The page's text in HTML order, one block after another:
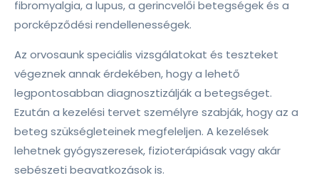
fibromyalgia, a lupus, a gerincvelői betegségek és a
porcképződési rendellenességek.
Az orvosaunk speciális vizsgálatokat és teszteket
végeznek annak érdekében, hogy a lehető
legpontosabban diagnosztizálják a betegséget.
Ezután a kezelési tervet személyre szabják, hogy az a
beteg szükségleteinek megfeleljen. A kezelések
lehetnek gyógyszeresek, fizioterápiásak vagy akár
sebészeti beavatkozások is.